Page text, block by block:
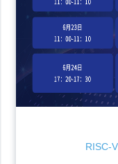
RISC-